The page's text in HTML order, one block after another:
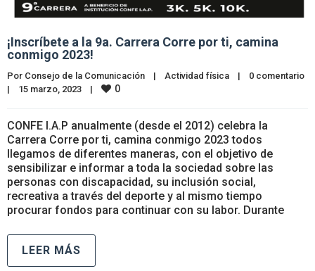
¡Inscríbete a la 9a. Carrera Corre por ti, camina
conmigo 2023!
Por Consejo de la Comunicación | Actividad física |
0 comentario
|
15 marzo, 2023 | 0
CONFE I.A.P anualmente (desde el 2012) celebra la
Carrera Corre por ti, camina conmigo 2023 todos
llegamos de diferentes maneras, con el objetivo de
sensibilizar e informar a toda la sociedad sobre las
personas con discapacidad, su inclusión social,
recreativa a través del deporte y al mismo tiempo
procurar fondos para continuar con su labor. Durante
LEER MÁS